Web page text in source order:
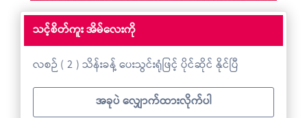
သင့်စိတ်ကူး အိမ်လေးကို
လစဉ် ( 2 ) သိန်းခန့် ပေးသွင်းရုံဖြင့် ပိုင်ဆိုင် နိုင်ပြီ
အခုပဲ လျှောက်ထားလိုက်ပါ